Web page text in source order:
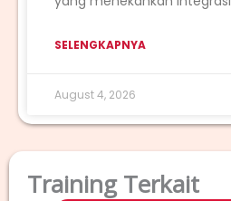
SELENGKAPNYA
August 4, 2026
Training Terkait